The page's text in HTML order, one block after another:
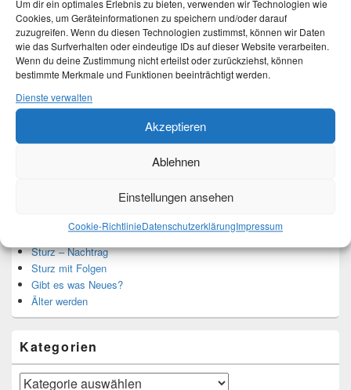
Um dir ein optimales Erlebnis zu bieten, verwenden wir Technologien wie
Cookies, um Geräteinformationen zu speichern und/oder darauf
zuzugreifen. Wenn du diesen Technologien zustimmst, können wir Daten
wie das Surfverhalten oder eindeutige IDs auf dieser Website verarbeiten.
Wenn du deine Zustimmung nicht erteilst oder zurückziehst, können
bestimmte Merkmale und Funktionen beeinträchtigt werden.
Dienste verwalten
Akzeptieren
Ablehnen
Einstellungen ansehen
Cookie-RichtlinieDatenschutzerklärungImpressum
Ich bin Martina und Autorin dieses Blogs.
Mehr Infos unter About me.
Translate:
Neueste Beiträge
Hochzeitstage und ihre Bedeutung
Sturz – Nachtrag
Sturz mit Folgen
Gibt es was Neues?
Älter werden
Kategorien
Kategorien